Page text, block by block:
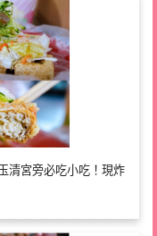
清宮旁必吃小吃！現炸